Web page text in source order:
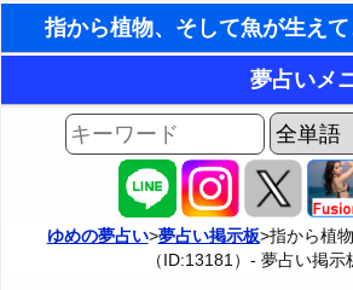
東洋・西
ホラリ
手相占い
タロットカー
命名の姓
夢占いメ
AIゆめの夢占いチャット
夢占い掲示板
夢占い掲示板の使用ルール
カテゴリー別夢占い
ゆめの夢占い>夢占い掲示板>指から植
（ID:13181）- 夢占い掲示